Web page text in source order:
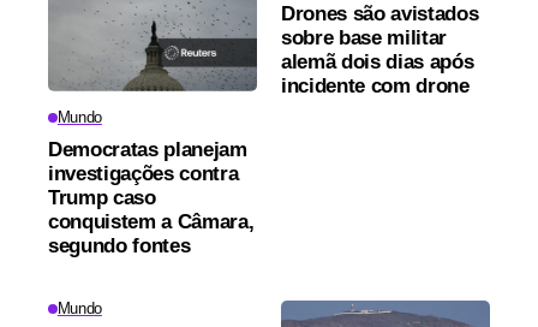
Mundo
Democratas planejam
investigações contra
Trump caso
conquistem a Câmara,
segundo fontes
Drones são avistados
sobre base militar
alemã dois dias após
incidente com drone
Mundo